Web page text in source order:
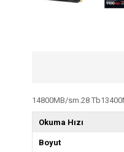
14800MB/sm.28
Okuma Hızı
Boyut